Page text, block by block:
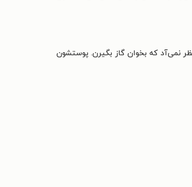
نمی‌آد که بخوان گاز بگیرن. پوستشون